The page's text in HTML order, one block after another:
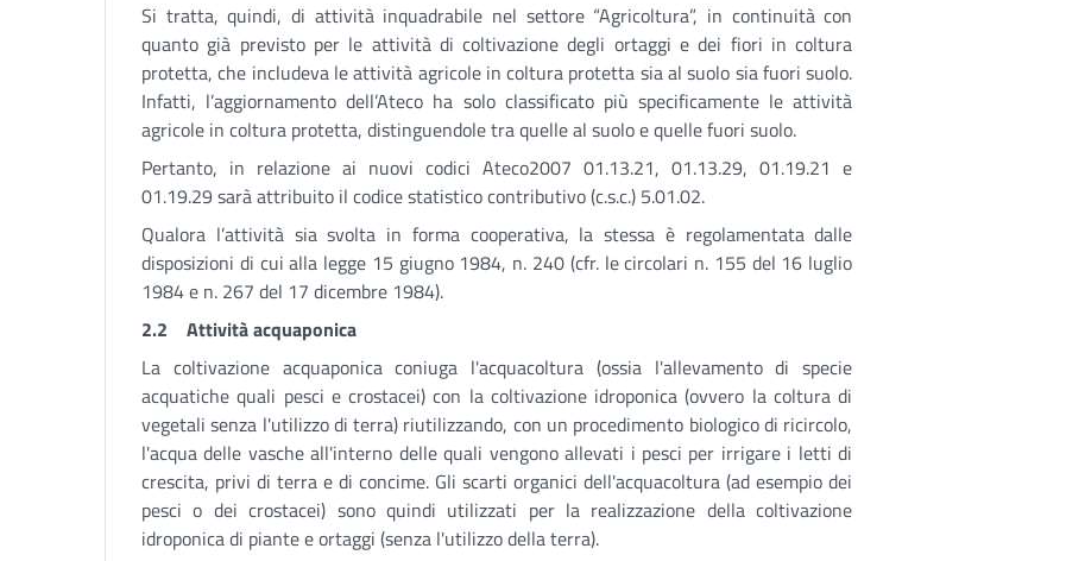
Si tratta, quindi, di attività inquadrabile nel settore “Agricoltura”, in continuità con
quanto già previsto per le attività di coltivazione degli ortaggi e dei fiori in coltura
protetta, che includeva le attività agricole in coltura protetta sia al suolo sia fuori suolo.
Infatti, l’aggiornamento dell’Ateco ha solo classificato più specificamente le attività
agricole in coltura protetta, distinguendole tra quelle al suolo e quelle fuori suolo.
Pertanto, in relazione ai nuovi codici Ateco2007 01.13.21, 01.13.29, 01.19.21 e
01.19.29 sarà attribuito il codice statistico contributivo (c.s.c.) 5.01.02.
Qualora l’attività sia svolta in forma cooperativa, la stessa è regolamentata dalle
disposizioni di cui alla legge 15 giugno 1984, n. 240 (cfr. le circolari n. 155 del 16 luglio
1984 e n. 267 del 17 dicembre 1984).
2.2 Attività acquaponica
La coltivazione acquaponica coniuga l'acquacoltura (ossia l'allevamento di specie
acquatiche quali pesci e crostacei) con la coltivazione idroponica (ovvero la coltura di
vegetali senza l'utilizzo di terra) riutilizzando, con un procedimento biologico di ricircolo,
l'acqua delle vasche all'interno delle quali vengono allevati i pesci per irrigare i letti di
crescita, privi di terra e di concime. Gli scarti organici dell'acquacoltura (ad esempio dei
pesci o dei crostacei) sono quindi utilizzati per la realizzazione della coltivazione
idroponica di piante e ortaggi (senza l'utilizzo della terra).